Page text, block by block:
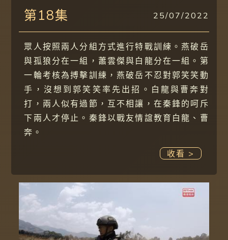
第18集 25/07/2022
眾人按照兩人分組方式進行特戰訓練。燕破岳
與孤狼分在一組，蕭雲傑與白龍分在一組。第
一輪考核為搏擊訓練，燕破岳不忍對郭笑笑動
手，沒想到郭笑笑率先出招。白龍與曹奔對
打，兩人似有過節，互不相讓，在秦鋒的呵斥
下兩人才停止。秦鋒以戰友情誼教育白龍、曹
奔。
收看 >